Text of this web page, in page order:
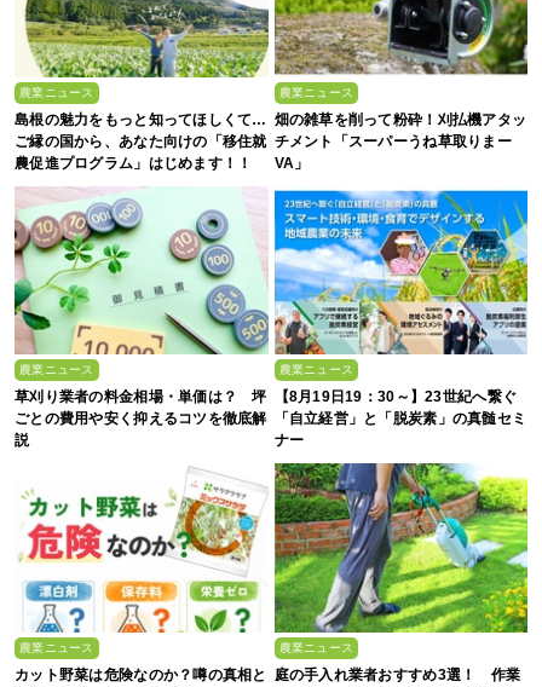
農業ニュース
島根の魅力をもっと知ってほしくて…
ご縁の国から、あなた向けの「移住就
農促進プログラム」はじめます！！
農業ニュース
畑の雑草を削って粉砕！刈払機アタッ
チメント「スーパーうね草取りまー
VA」
農業ニュース
草刈り業者の料金相場・単価は？ 坪
ごとの費用や安く抑えるコツを徹底解
説
農業ニュース
【8月19日19：30～】23世紀へ繋ぐ
「自立経営」と「脱炭素」の真髄セミ
ナー
農業ニュース
カット野菜は危険なのか？噂の真相と
農業ニュース
庭の手入れ業者おすすめ3選！ 作業